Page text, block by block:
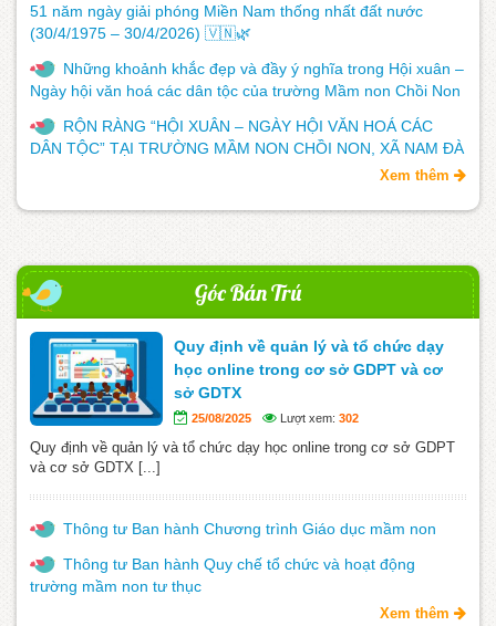
51 năm ngày giải phóng Miền Nam thống nhất đất nước
(30/4/1975 – 30/4/2026) 🇻🇳🌿
Những khoảnh khắc đẹp và đầy ý nghĩa trong Hội xuân –
Ngày hội văn hoá các dân tộc của trường Mầm non Chồi Non
RỘN RÀNG “HỘI XUÂN – NGÀY HỘI VĂN HOÁ CÁC
DÂN TỘC” TẠI TRƯỜNG MẦM NON CHỒI NON, XÃ NAM ĐÀ
Xem thêm
Góc Bán Trú
Quy định về quản lý và tổ chức dạy
học online trong cơ sở GDPT và cơ
sở GDTX
25/08/2025 Lượt xem: 302
Quy định về quản lý và tổ chức dạy học online trong cơ sở GDPT
và cơ sở GDTX [...]
Thông tư Ban hành Chương trình Giáo dục mầm non
Thông tư Ban hành Quy chế tổ chức và hoạt động
trường mầm non tư thục
Xem thêm